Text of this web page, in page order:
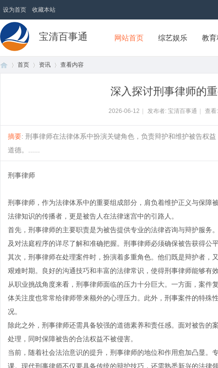
设为首页 收藏本站
宝清百事通 网站首页 综艺娱乐 教
首页 资讯 查看内容
深入探讨刑事律师的
2026-06-12 发布者: 宝清百事通 查
摘要: 刑事律师在法律体系中扮演关键角色，负责辩护和维护被告权
道德。......
刑事律师
刑事律师，作为法律体系中的重要组成部分，肩负着维护正义与保障
法律知识的传播者，更是被告人在法律迷宫中的引路人。
首先，刑事律师的主要职责是为被告提供专业的法律咨询与辩护服务
及对法庭程序的详尽了解和准确把握。刑事律师必须确保被告获得公
其次，刑事律师在处理案件时，扮演着多重角色。他们既是辩护者，
艰难时期。良好的沟通技巧和丰富的法律常识，使得刑事律师能够有
从职业挑战角度来看，刑事律师面临的压力十分巨大。一方面，案
体关注度也常常给律师带来额外的心理压力。此外，刑事案件的特殊
况。
除此之外，刑事律师还需具备较强的道德素养和责任感。面对被告
处理，同时保障被告的合法权益不被侵害。
当前，随着社会法治意识的提升，刑事律师的地位和作用愈加凸显
课。现代刑事律师不仅要具备传统的辩护技巧，还需熟悉新兴的法律